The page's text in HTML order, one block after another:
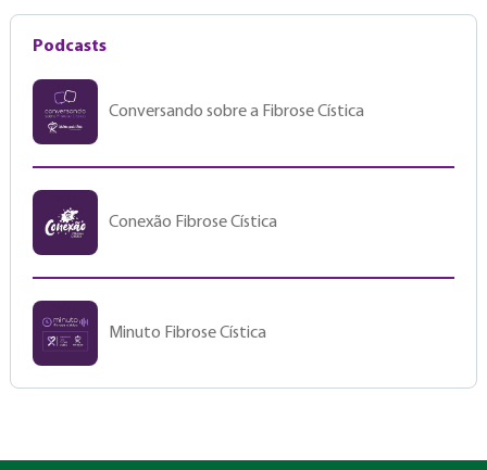
Podcasts
Conversando sobre a Fibrose Cística
Conexão Fibrose Cística
Minuto Fibrose Cística